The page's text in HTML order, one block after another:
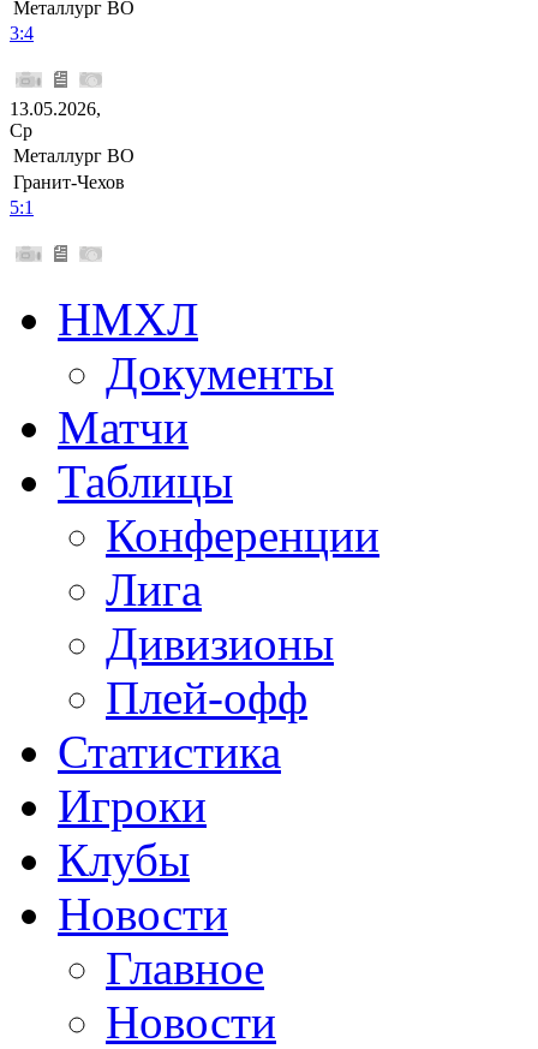
Металлург ВО
3:4
13.05.2026,
Ср
Металлург ВО
Гранит-Чехов
5:1
НМХЛ
Документы
Матчи
Таблицы
Конференции
Лига
Дивизионы
Плей-офф
Статистика
Игроки
Клубы
Новости
Главное
Новости